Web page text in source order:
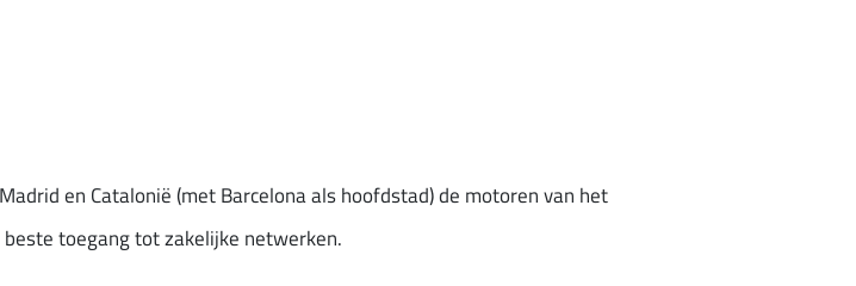
en Catalonië (met Barcelona als hoofdstad) de motoren van het
toegang tot zakelijke netwerken.